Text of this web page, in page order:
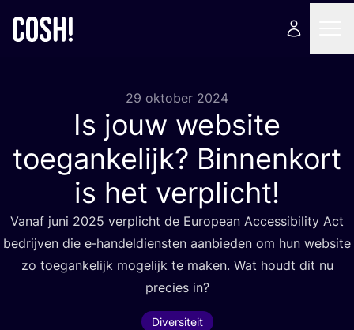
29 oktober 2024
Is jouw website
toegankelijk? Binnenkort
is het verplicht!
Van­af juni 2025 ver­plicht de Euro­pean Acces­si­bi­li­ty Act
bedrij­ven die e‑handeldiensten aan­bie­den om hun web­si­te
zo toe­gan­ke­lijk moge­lijk te maken. Wat houdt dit nu
pre­cies in?
Diversiteit